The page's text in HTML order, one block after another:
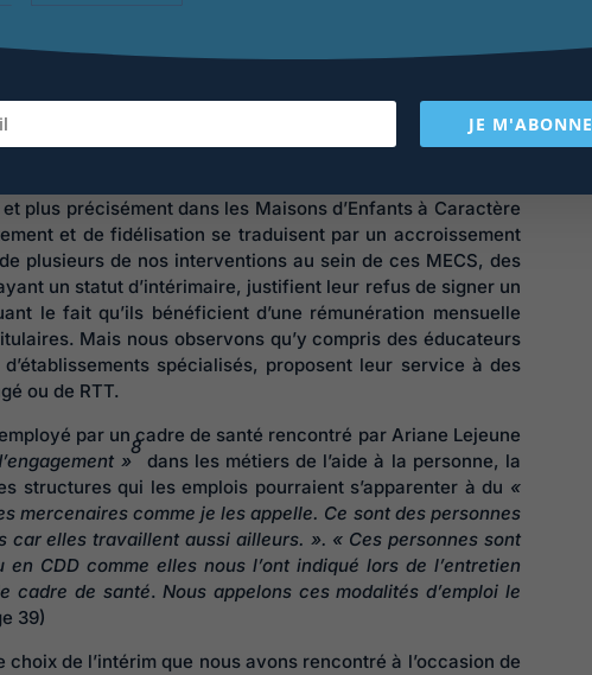
des équipes professionnelles qui exercent dans d’autres
et médico-social. Des structures socio-éducatives au sein
de la prévention des risques professionnels. Ainsi, dans
plus précisément dans les Maisons d’Enfants à Caractère
et de fidélisation se traduisent par un accroissement
plusieurs de nos interventions au sein de ces MECS, des
un statut d’intérimaire, justifient leur refus de signer un
le fait qu’ils bénéficient d’une rémunération mensuelle
Mais nous observons qu’y compris des éducateurs
spécialisés, proposent leur service à des
ou de RTT.
par un cadre de santé rencontré par Ariane Lejeune
»
8
dans les métiers de l’aide à la personne, la
structures qui les emplois pourraient s’apparenter à du «
mercenaires comme je les appelle. Ce sont des personnes
car elles travaillent aussi ailleurs. ». « Ces personnes sont
CDD comme elles nous l’ont indiqué lors de l’entretien
cadre de santé.Nous appelons ces modalités d’emploi le
39)
de l’intérim que nous avons rencontré à l’occasion de
JE M'ABONNE